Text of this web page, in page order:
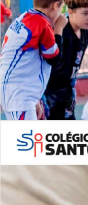
Desafios | Saiba mais
NOSSOCANAL